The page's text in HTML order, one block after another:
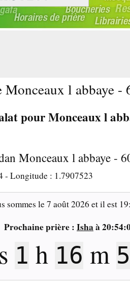
l abbaye -
pour Monceaux l
Monceaux l abbaye -
- Longitude : 1.7907523
sommes le7 août 2026 et il est
Prochaine prière : Isha à
1 h 16 m